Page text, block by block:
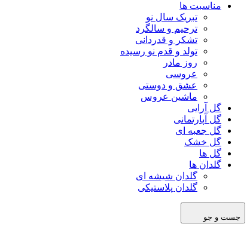
مناسبت ها
تبریک سال نو
ترحیم و سالگرد
تشکر و قدردانی
تولد و قدم نو رسیده
روز مادر
عروسی
عشق و دوستی
ماشین عروس
گل آرایی
گل آپارتمانی
گل جعبه ای
گل خشک
گل ها
گلدان ها
گلدان شیشه ای
گلدان پلاستیکی
جست و جو